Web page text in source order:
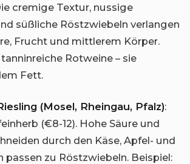
cremige Textur, nussige
süßliche Röstzwiebeln verlangen
Frucht und mittlerem Körper.
Rotweine – sie
Fett.
(Mosel, Rheingau, Pfalz):
(€8-12). Hohe Säure und
durch den Käse, Apfel- und
passen zu Röstzwiebeln. Beispiel: